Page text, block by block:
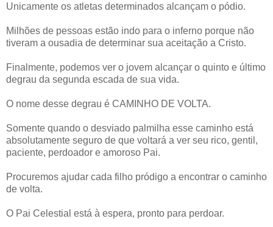
Unicamente os atletas determinados alcançam o pódio.
Milhões de pessoas estão indo para o inferno porque não
tiveram a ousadia de determinar sua aceitação a Cristo.
Finalmente, podemos ver o jovem alcançar o quinto e último
degrau da segunda escada de sua vida.
O nome desse degrau é CAMINHO DE VOLTA.
Somente quando o desviado palmilha esse caminho está
absolutamente seguro de que voltará a ver seu rico, gentil,
paciente, perdoador e amoroso Pai.
Procuremos ajudar cada filho pródigo a encontrar o caminho
de volta.
O Pai Celestial está à espera, pronto para perdoar.